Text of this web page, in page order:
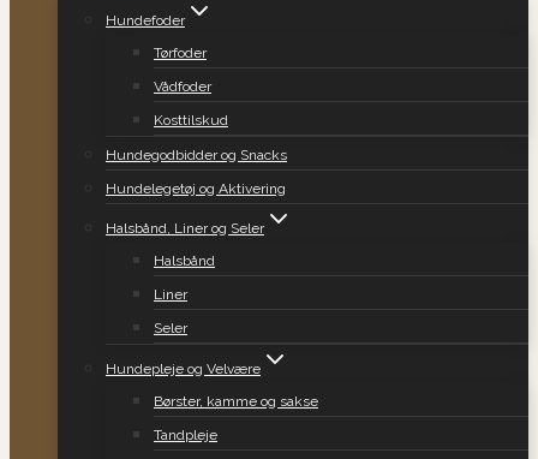
Hundefoder
Tørfoder
Vådfoder
Kosttilskud
Hundegodbidder og Snacks
Hundelegetøj og Aktivering
Halsbånd, Liner og Seler
Halsbånd
Liner
Seler
Hundepleje og Velvære
Børster, kamme og sakse
Tandpleje